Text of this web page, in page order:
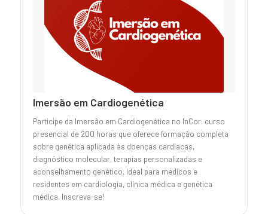
Imersão em Cardiogenética
Participe da Imersão em Cardiogenética no InCor: curso
presencial de 200 horas que oferece formação completa
sobre genética aplicada às doenças cardíacas,
diagnóstico molecular, terapias personalizadas e
aconselhamento genético. Ideal para médicos e
residentes em cardiologia, clínica médica e genética
médica. Inscreva-se!